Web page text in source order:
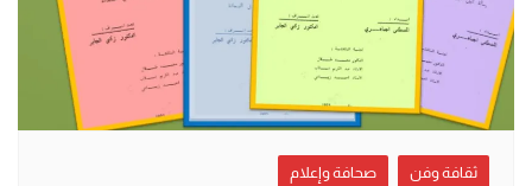
ثقافة وفن صحافة وإعلام